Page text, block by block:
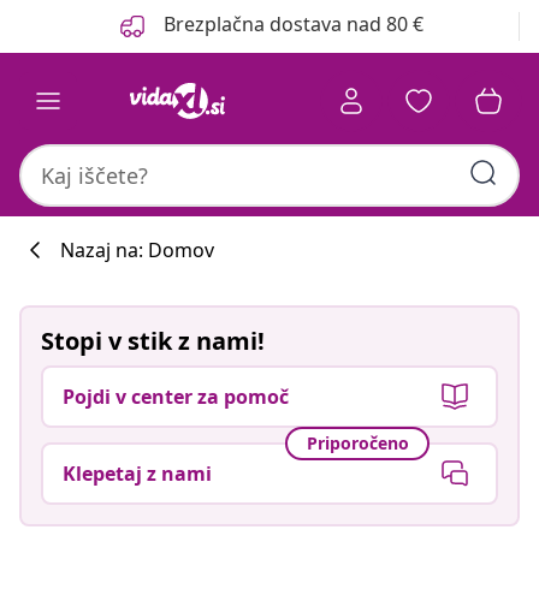
Brezplačna dostava nad 80 €
Nazaj na: Domov
Stopi v stik z nami!
Pojdi v center za pomoč
Priporočeno
Klepetaj z nami